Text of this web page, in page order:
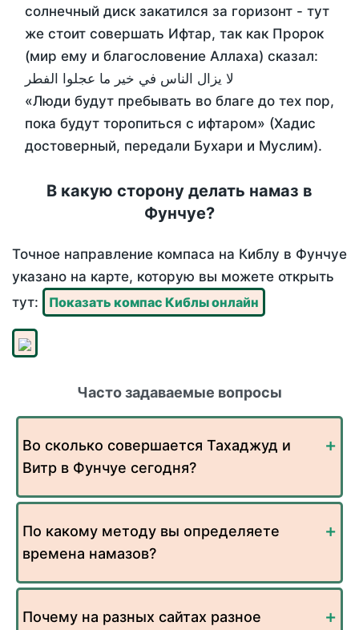
солнечный диск закатился за горизонт - тут
же стоит совершать Ифтар, так как Пророк
(мир ему и благословение Аллаха) сказал:
لا يزال الناس في خير ما عجلوا الفطر
«Люди будут пребывать во благе до тех пор,
пока будут торопиться с ифтаром» (Хадис
достоверный, передали Бухари и Муслим).
В какую сторону делать намаз в
Фунчуе?
Точное направление компаса на Киблу в Фунчуе
указано на карте, которую вы можете открыть
тут:
Показать компас Киблы онлайн
Часто задаваемые вопросы
Во сколько совершается Тахаджуд и
Витр в Фунчуе сегодня?
По какому методу вы определяете
времена намазов?
Почему на разных сайтах разное